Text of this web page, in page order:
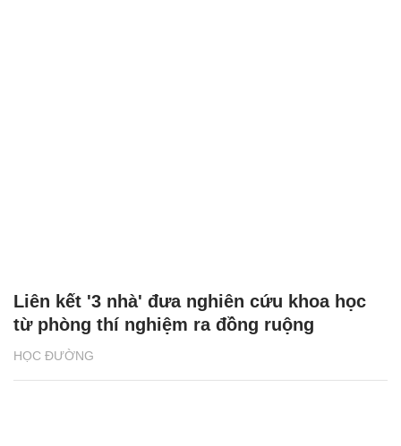
HỌC ĐƯỜNG
Liên kết '3 nhà' đưa nghiên cứu khoa học
từ phòng thí nghiệm ra đồng ruộng